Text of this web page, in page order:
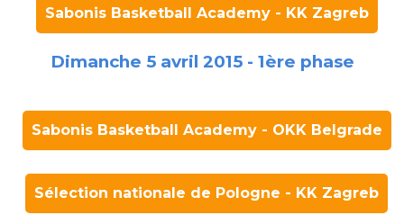
Sabonis Basketball Academy - KK Zagreb
Dimanche 5 avril 2015 - 1ère phase
Sabonis Basketball Academy - OKK Belgrade
Sélection nationale de Pologne - KK Zagreb